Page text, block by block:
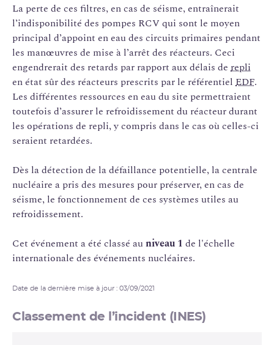
La perte de ces filtres, en cas de séisme, entraînerait
l’indisponibilité des pompes RCV qui sont le moyen
principal d’appoint en eau des circuits primaires pendant
les manœuvres de mise à l’arrêt des réacteurs. Ceci
engendrerait des retards par rapport aux délais de repli
en état sûr des réacteurs prescrits par le référentiel EDF.
Les différentes ressources en eau du site permettraient
toutefois d’assurer le refroidissement du réacteur durant
les opérations de repli, y compris dans le cas où celles-ci
seraient retardées.
Dès la détection de la défaillance potentielle, la centrale
nucléaire a pris des mesures pour préserver, en cas de
séisme, le fonctionnement de ces systèmes utiles au
refroidissement.
Cet événement a été classé auniveau 1 de l'échelle
internationale des événements nucléaires.
Date de la dernière mise à jour : 03/09/2021
Classement de l’incident (INES)